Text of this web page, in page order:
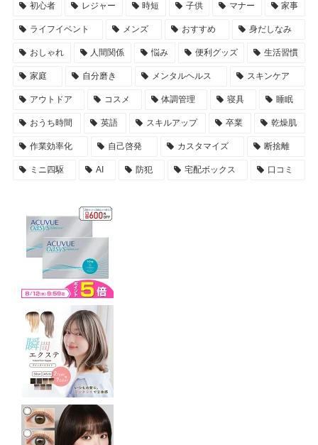
初心者 レジャー 時短 子供 マナー 家事
ライフイベント メンズ おすすめ 身だしなみ
おしゃれ 人間関係 悩み 便利グッズ 生活習慣
家庭 自分磨き メンタルヘルス スキンケア
アウトドア コスメ 体調管理 寝具 睡眠
おうち時間 英語 スキルアップ 卒業 乾燥肌
作業効率化 自己啓発 カスタマイズ 断捨離
ミニ四駆 AI 防犯 宅配ボックス 口コミ